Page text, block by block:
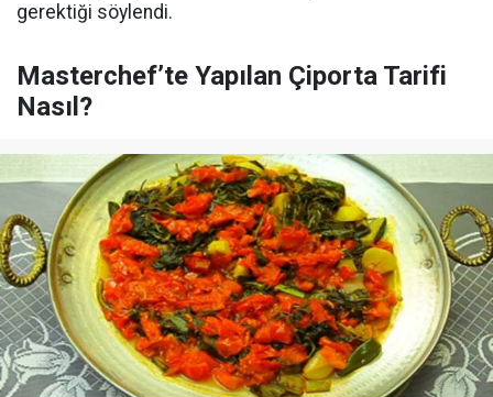
gerektiği söylendi.
Masterchef’te Yapılan Çiporta Tarifi
Nasıl?